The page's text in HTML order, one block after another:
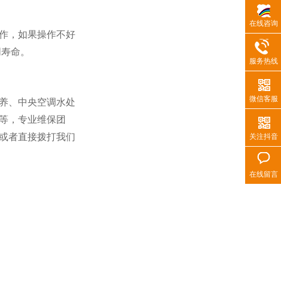
，如果操作不好
命。
、中央空调水处
，专业维保团
者直接拨打我们
在线咨询
服务热线
微信客服
关注抖音
在线留言